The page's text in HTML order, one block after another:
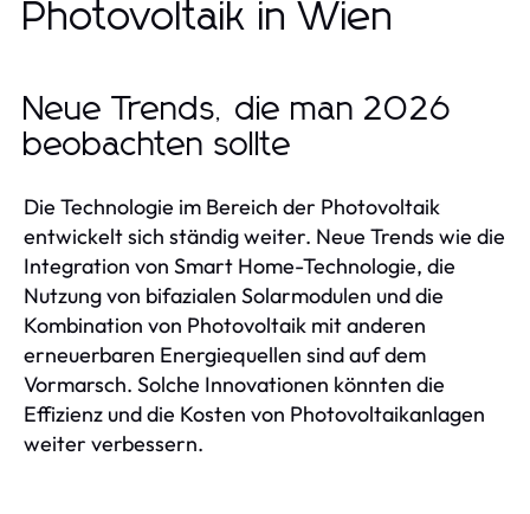
Photovoltaik in Wien
Neue Trends, die man 2026
beobachten sollte
Die Technologie im Bereich der Photovoltaik
entwickelt sich ständig weiter. Neue Trends wie die
Integration von Smart Home-Technologie, die
Nutzung von bifazialen Solarmodulen und die
Kombination von Photovoltaik mit anderen
erneuerbaren Energiequellen sind auf dem
Vormarsch. Solche Innovationen könnten die
Effizienz und die Kosten von Photovoltaikanlagen
weiter verbessern.